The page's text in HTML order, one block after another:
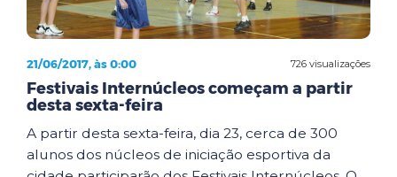
726 visualizações
21/06/2017, às 0:00
Festivais Internúcleos começam a partir
desta sexta-feira
A partir desta sexta-feira, dia 23, cerca de 300
alunos dos núcleos de iniciação esportiva da